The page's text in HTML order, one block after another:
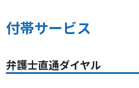
付帯サービス
弁護士直通ダイヤル